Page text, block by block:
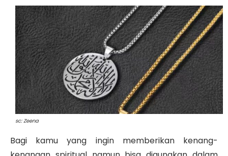
sc: Zeena
Bagi kamu yang ingin memberikan kenang-